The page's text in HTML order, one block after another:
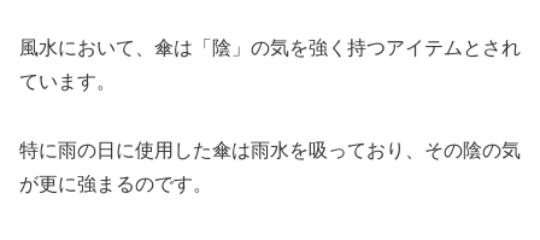
風水において、傘は「陰」の気を強く持つアイテムとされ
ています。
特に雨の日に使用した傘は雨水を吸っており、その陰の気
が更に強まるのです。